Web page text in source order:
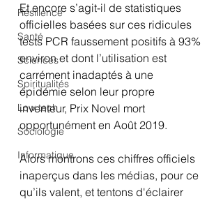
Résilience
Santé
Sciences
Spiritualités
Low tech
Sociologie
Informatique
Et encore s’agit-il de statistiques
officielles basées sur ces ridicules
tests PCR faussement positifs à 93%
environ et dont l’utilisation est
carrément inadaptés à une
épidémie selon leur propre
inventeur, Prix Novel mort
opportunément en Août 2019.
Alors montrons ces chiffres officiels
inaperçus dans les médias, pour ce
qu’ils valent, et tentons d'éclairer